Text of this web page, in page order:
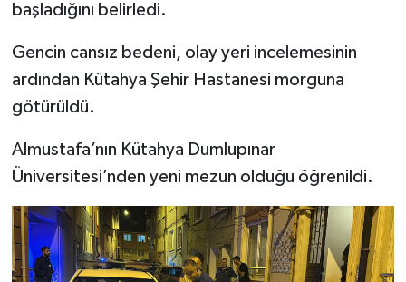
başladığını belirledi.
Gencin cansız bedeni, olay yeri incelemesinin
ardından Kütahya Şehir Hastanesi morguna
götürüldü.
Almustafa’nın Kütahya Dumlupınar
Üniversitesi’nden yeni mezun olduğu öğrenildi.
Video Galeri
Yemek Tarifleri